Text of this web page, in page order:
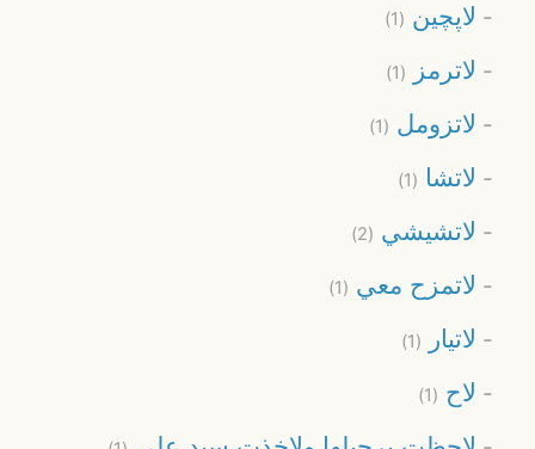
لاپچين (1)
لاترمز (1)
لاتزومل (1)
لاتشا (1)
لاتشيشي (2)
لاتمزح معي (1)
لاتيار (1)
لاح (1)